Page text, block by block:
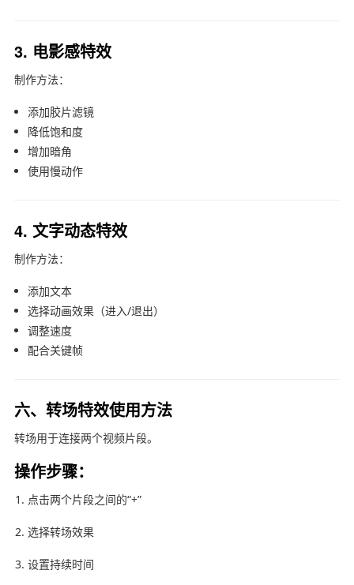
3. 电影感特效
制作方法：
添加胶片滤镜
降低饱和度
增加暗角
使用慢动作
4. 文字动态特效
制作方法：
添加文本
选择动画效果（进入/退出）
调整速度
配合关键帧
六、转场特效使用方法
转场用于连接两个视频片段。
操作步骤：
点击两个片段之间的“+”
选择转场效果
设置持续时间